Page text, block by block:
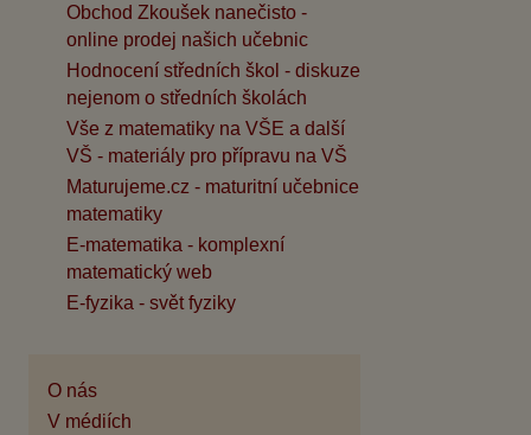
Obchod Zkoušek nanečisto -
online prodej našich učebnic
Hodnocení středních škol - diskuze
nejenom o středních školách
Vše z matematiky na VŠE a další
VŠ - materiály pro přípravu na VŠ
Maturujeme.cz - maturitní učebnice
matematiky
E-matematika - komplexní
matematický web
E-fyzika - svět fyziky
O nás
V médiích